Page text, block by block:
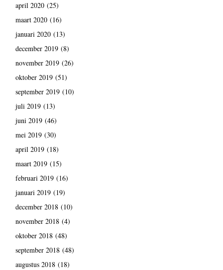
april 2020(25)
maart 2020(16)
januari 2020(13)
december 2019(8)
november 2019(26)
oktober 2019(51)
september 2019(10)
juli 2019(13)
juni 2019(46)
mei 2019(30)
april 2019(18)
maart 2019(15)
februari 2019(16)
januari 2019(19)
december 2018(10)
november 2018(4)
oktober 2018(48)
september 2018(48)
augustus 2018(18)